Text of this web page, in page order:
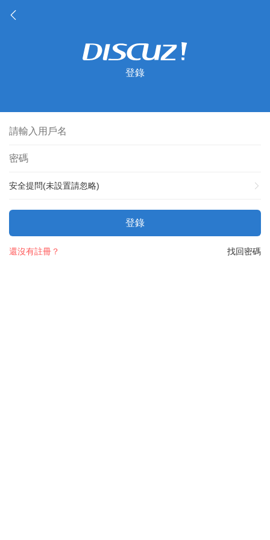
登錄
安全提問(未設置請忽略)
登錄
找回密碼
還沒有註冊？